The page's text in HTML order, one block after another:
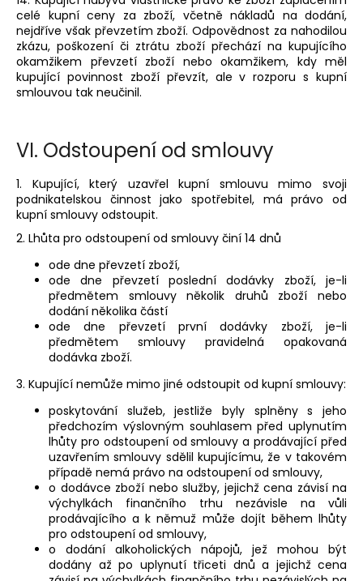
celé kupní ceny za zboží, včetně nákladů na dodání,
nejdříve však převzetím zboží. Odpovědnost za nahodilou
zkázu, poškození či ztrátu zboží přechází na kupujícího
okamžikem převzetí zboží nebo okamžikem, kdy měl
kupující povinnost zboží převzít, ale v rozporu s kupní
smlouvou tak neučinil.
VI. Odstoupení od smlouvy
1. Kupující, který uzavřel kupní smlouvu mimo svoji
podnikatelskou činnost jako spotřebitel, má právo od
kupní smlouvy odstoupit.
2. Lhůta pro odstoupení od smlouvy činí 14 dnů
ode dne převzetí zboží,
ode dne převzetí poslední dodávky zboží, je-li
předmětem smlouvy několik druhů zboží nebo
dodání několika částí
ode dne převzetí první dodávky zboží, je-li
předmětem smlouvy pravidelná opakovaná
dodávka zboží.
3. Kupující nemůže mimo jiné odstoupit od kupní smlouvy:
poskytování služeb, jestliže byly splněny s jeho
předchozím výslovným souhlasem před uplynutím
lhůty pro odstoupení od smlouvy a prodávající před
uzavřením smlouvy sdělil kupujícímu, že v takovém
případě nemá právo na odstoupení od smlouvy,
o dodávce zboží nebo služby, jejichž cena závisí na
výchylkách finančního trhu nezávisle na vůli
prodávajícího a k němuž může dojít během lhůty
pro odstoupení od smlouvy,
o dodání alkoholických nápojů, jež mohou být
dodány až po uplynutí třiceti dnů a jejichž cena